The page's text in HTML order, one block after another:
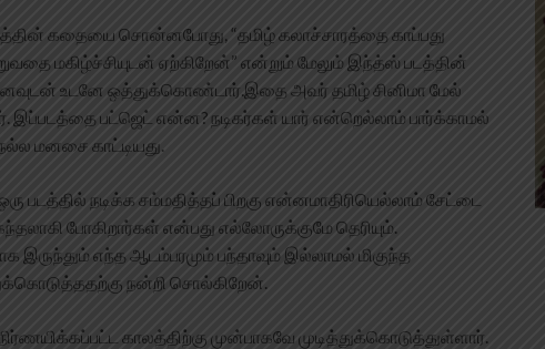
கதையை சொன்னபோது, “தமிழ் கலாச்சாரத்தை காப்பது
மகிழ்ச்சியுடன் ஏற்கிறேன்” என்றும் மேலும் இந்த்ஸ் படத்தின்
உடனே ஒத்துக்கொண்டார்.இதை அவர் தமிழ் சினிமா மேல்
இப்படத்தை பட்ஜெட் என்ன? நடிகர்கள் யார் என்றெல்லாம் பார்க்காமல்
மனசை காட்டியது.
படத்தில் நடிக்க சம்மதித்தப் பிறகு என்னமாதிரியெல்லாம் சேட்டை
போகிறார்கள் என்பது எல்லோருக்குமே தெரியும்.
இருந்தும் எந்த ஆடம்பரமும் பந்தாவும் இல்லாமல் மிகுந்த
நன்றி சொல்கிறேன்.
காலத்திற்கு முன்பாகவே முடித்துக்கொடுத்துள்ளார்.